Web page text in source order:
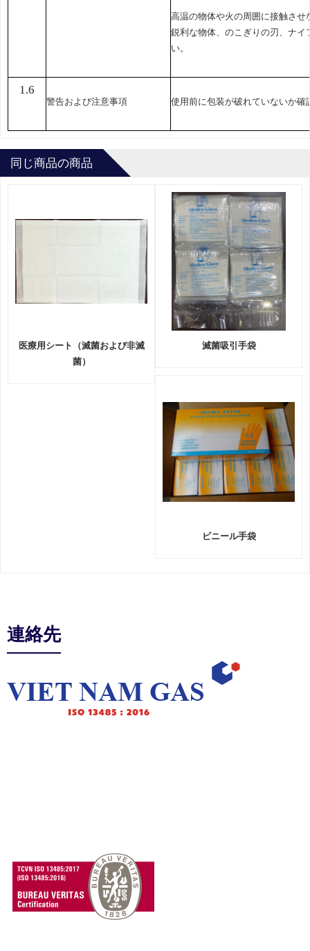
高温の物体や火の周囲に接触させ
鋭利な物体、のこぎりの刃、ナ
い。
1.6
警告および注意事項 使用前に包装が破れていないか確
同じ商品の商品
医療用シート（滅菌および非滅
菌）
滅菌吸引手袋
ビニール手袋
連絡先